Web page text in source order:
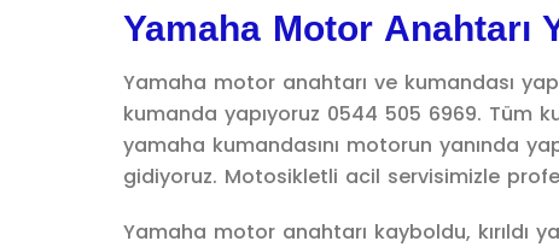
Yamaha Motor Anahtarı
Yamaha motor anahtarı ve kumandası
kumanda yapıyoruz 0544 505 6969. Tüm
yamaha kumandasını motorun yanında
gidiyoruz. Motosikletli acil servisimizle
Yamaha motor anahtarı kayboldu, kırıldı